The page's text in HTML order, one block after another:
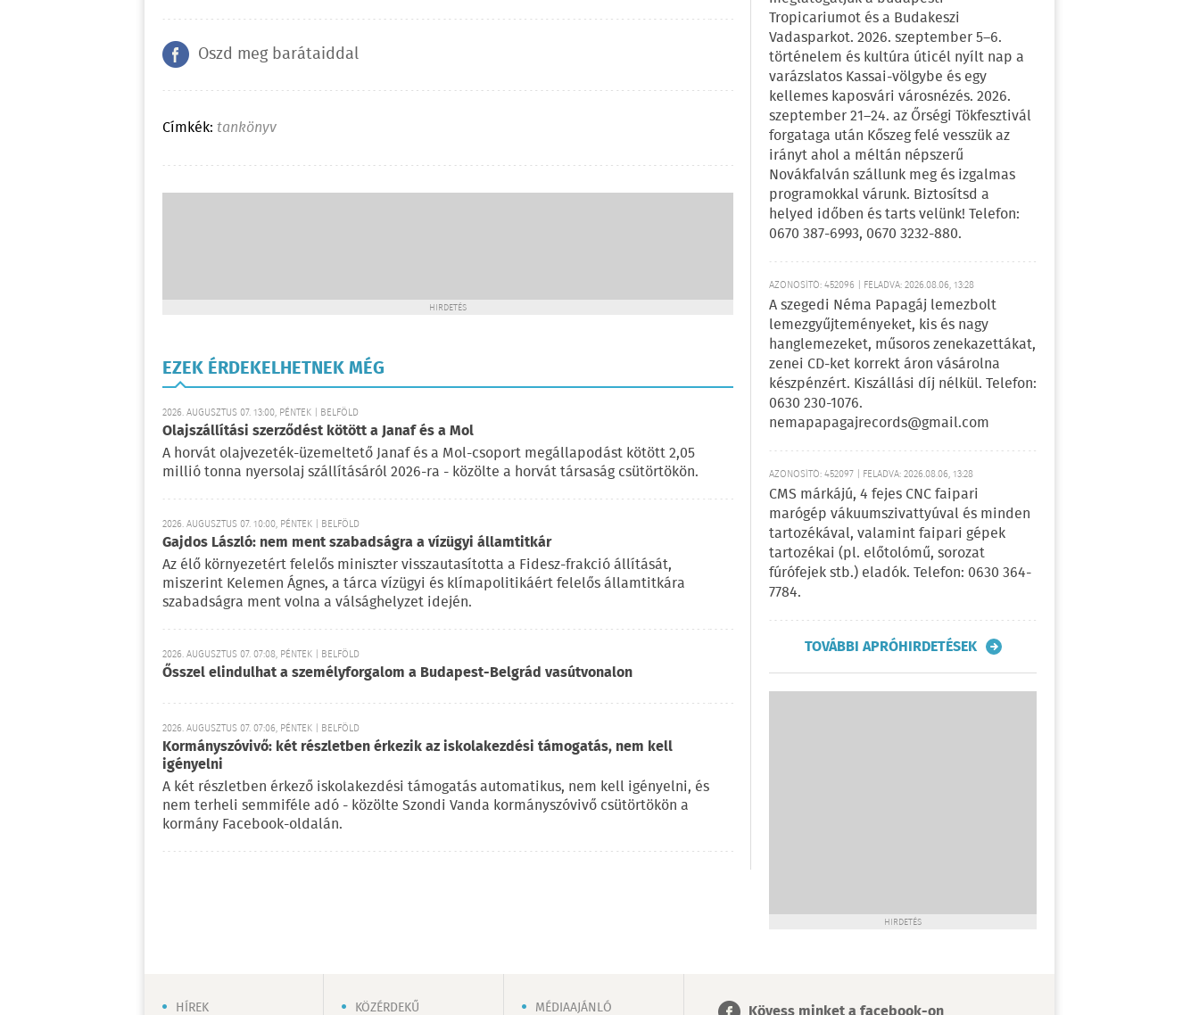
Oszd meg barátaiddal
Címkék: tankönyv
HIRDETÉS
EZEK ÉRDEKELHETNEK MÉG
2026. AUGUSZTUS 07. 13:00, PÉNTEK | BELFÖLD
Olajszállítási szerződést kötött a Janaf és a Mol
A horvát olajvezeték-üzemeltető Janaf és a Mol-csoport megállapodást kötött 2,05
millió tonna nyersolaj szállításáról 2026-ra - közölte a horvát társaság csütörtökön.
2026. AUGUSZTUS 07. 10:00, PÉNTEK | BELFÖLD
Gajdos László: nem ment szabadságra a vízügyi államtitkár
Az élő környezetért felelős miniszter visszautasította a Fidesz-frakció állítását,
miszerint Kelemen Ágnes, a tárca vízügyi és klímapolitikáért felelős államtitkára
szabadságra ment volna a válsághelyzet idején.
2026. AUGUSZTUS 07. 07:08, PÉNTEK | BELFÖLD
Ősszel elindulhat a személyforgalom a Budapest-Belgrád vasútvonalon
2026. AUGUSZTUS 07. 07:06, PÉNTEK | BELFÖLD
Kormányszóvivő: két részletben érkezik az iskolakezdési támogatás, nem kell
igényelni
A két részletben érkező iskolakezdési támogatás automatikus, nem kell igényelni, és
nem terheli semmiféle adó - közölte Szondi Vanda kormányszóvivő csütörtökön a
kormány Facebook-oldalán.
Tropicariumot és a Budakeszi
Vadasparkot. 2026. szeptember 5–6.
történelem és kultúra úticél nyílt nap a
varázslatos Kassai-völgybe és egy
kellemes kaposvári városnézés. 2026.
szeptember 21–24. az Őrségi Tökfesztivál
forgataga után Kőszeg felé vesszük az
irányt ahol a méltán népszerű
Novákfalván szállunk meg és izgalmas
programokkal várunk. Biztosítsd a
helyed időben és tarts velünk! Telefon:
0670 387-6993, 0670 3232-880.
AZONOSÍTÓ: 452096 | FELADVA: 2026.08.06, 13:28
A szegedi Néma Papagáj lemezbolt
lemezgyűjteményeket, kis és nagy
hanglemezeket, műsoros zenekazettákat,
zenei CD-ket korrekt áron vásárolna
készpénzért. Kiszállási díj nélkül. Telefon:
0630 230-1076.
nemapapagajrecords@gmail.com
AZONOSÍTÓ: 452097 | FELADVA: 2026.08.06, 13:28
CMS márkájú, 4 fejes CNC faipari
marógép vákuumszivattyúval és minden
tartozékával, valamint faipari gépek
tartozékai (pl. előtolómű, sorozat
fúrófejek stb.) eladók. Telefon: 0630 364-
7784.
TOVÁBBI APRÓHIRDETÉSEK
HIRDETÉS
HÍREK KÖZÉRDEKŰ MÉDIAAJÁNLÓ